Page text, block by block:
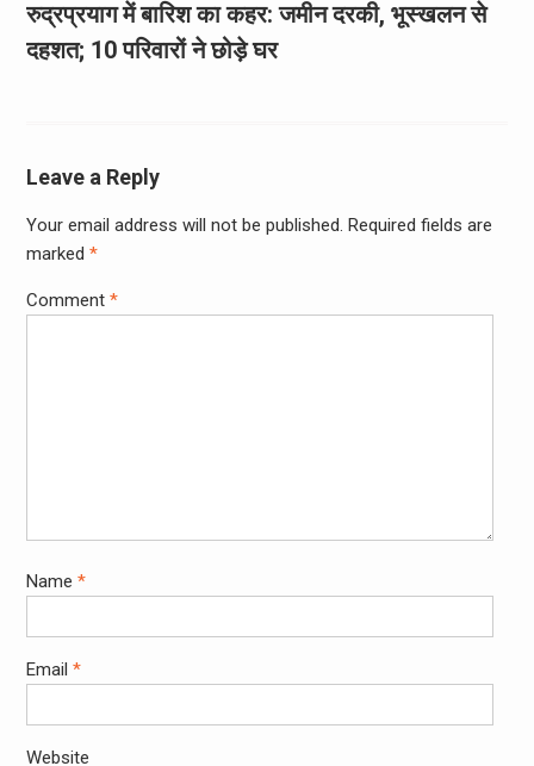
रुद्रप्रयाग में बारिश का कहर: जमीन दरकी, भूस्खलन से
दहशत; 10 परिवारों ने छोड़े घर
Leave a Reply
Your email address will not be published. Required fields are
marked *
Comment *
Name *
Email *
Website